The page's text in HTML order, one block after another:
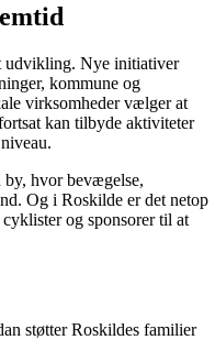
udvikling. Nye initiativer
kommune og
virksomheder vælger at
kan tilbyde aktiviteter
by, hvor bevægelse,
Og i Roskilde er det netop
og sponsorer til at
støtter Roskildes familier